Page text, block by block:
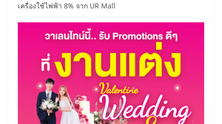
เครื่องใช้ไฟฟ้า 8% จาก UR Mall